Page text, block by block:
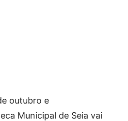
outubro e
Municipal de Seia vai